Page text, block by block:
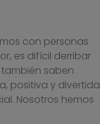
con personas
es difícil derribar
saben
positiva y divertida
Nosotros hemos